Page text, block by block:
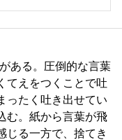
ある。圧倒的な言葉
てえをつくことで吐
ったく吐き出せてい
む。紙から言葉が飛
じる一方で、捨てき